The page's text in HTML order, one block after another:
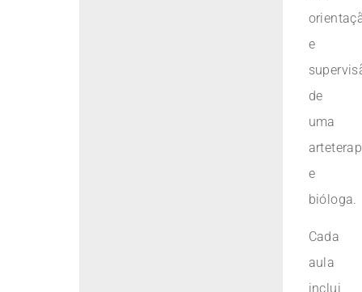
e
de
uma
e
bióloga.
Cada
aula
inclui